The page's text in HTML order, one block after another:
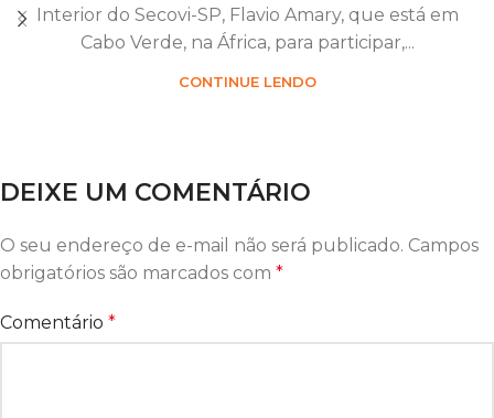
Interior do Secovi-SP, Flavio Amary, que está em
Cabo Verde, na África, para participar,...
CONTINUE LENDO
DEIXE UM COMENTÁRIO
O seu endereço de e-mail não será publicado. Campos
obrigatórios são marcados com *
Comentário *